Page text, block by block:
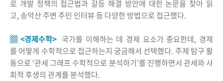
로 개발 정책의 접근법과 갈등 해결 방안에 대한 논문을 찾아 읽
고, 송악산 주변 주민 인터뷰 등 다양한 방법으로 접근했다.
▒ <경제수학> 국가를 이해하는 데 경제 요소가 중요한데, 경제
를 어떻게 수학적으로 접근하는지 궁금해서 선택했다. 주제 탐구 활
동으로 ‘관세 그래프 수학적으로 분석하기’를 진행하면서 관세와 사
회적 후생의 관계를 분석했다.